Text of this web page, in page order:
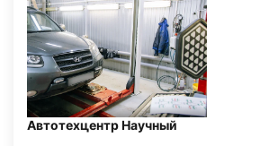
Автотехцентр Научный